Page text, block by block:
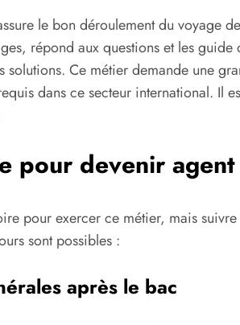
le bon déroulement du voyage
répond aux questions et les
solutions. Ce métier demande une
dans ce secteur international. Il
pour devenir agent
pour exercer ce métier, mais
sont possibles :
après le bac